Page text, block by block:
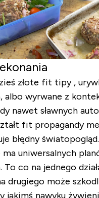
złote fit tipy ,
albo wyrwane z
nawet sławnych
fit propagandy
błędny
uniwersalnych
co na jednego
drugiego może
jakimś nawyku